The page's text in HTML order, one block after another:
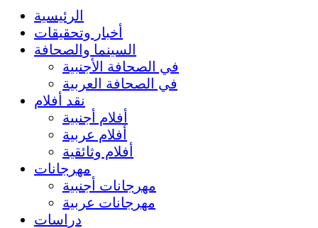
الرئيسية
أخبار وتحقيقات
السينما والصحافة
في الصحافة الأجنبية
في الصحافة العربية
نقد أفلام
أفلام أجنبية
أفلام عربية
أفلام وثائقية
مهرجانات
مهرجانات أجنبية
مهرجانات عربية
دراسات